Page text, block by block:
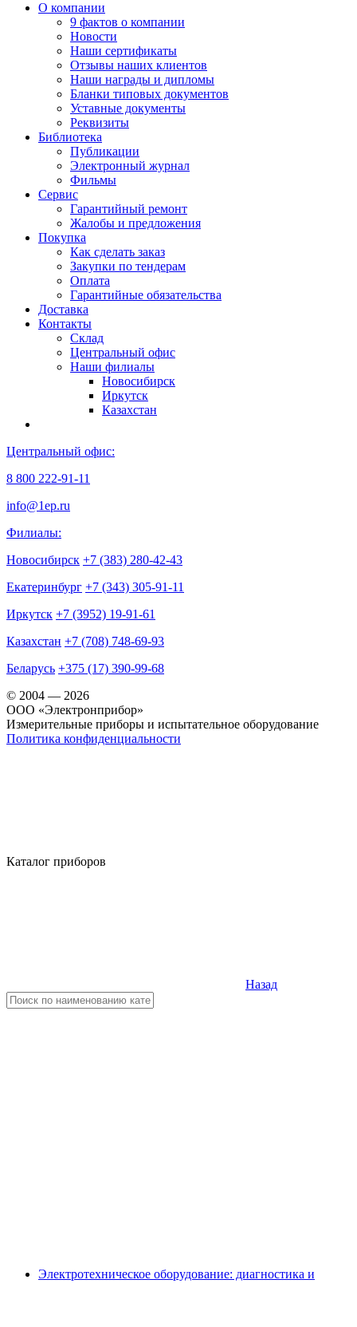
О компании
9 фактов о компании
Новости
Наши сертификаты
Отзывы наших клиентов
Наши награды и дипломы
Бланки типовых документов
Уставные документы
Реквизиты
Библиотека
Публикации
Электронный журнал
Фильмы
Сервис
Гарантийный ремонт
Жалобы и предложения
Покупка
Как сделать заказ
Закупки по тендерам
Оплата
Гарантийные обязательства
Доставка
Контакты
Склад
Центральный офис
Наши филиалы
Новосибирск
Иркутск
Казахстан
Центральный офис:
8 800 222-91-11
info@1ep.ru
Филиалы:
Новосибирск +7 (383) 280-42-43
Екатеринбург +7 (343) 305-91-11
Иркутск +7 (3952) 19-91-61
Казахстан +7 (708) 748-69-93
Беларусь +375 (17) 390-99-68
© 2004 — 2026
OOO «Электронприбор»
Измерительные приборы и испытательное оборудование
Политика конфиденциальности
Каталог приборов
Назад
Электротехническое оборудование: диагностика и